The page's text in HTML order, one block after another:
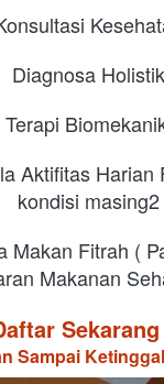
Diagnosa Holistik
Terapi
Aktifitas Harian
kondisi masing2
Makan Fitrah (
Makanan
Sampai